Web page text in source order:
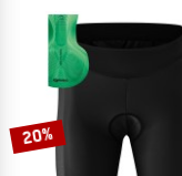
20%